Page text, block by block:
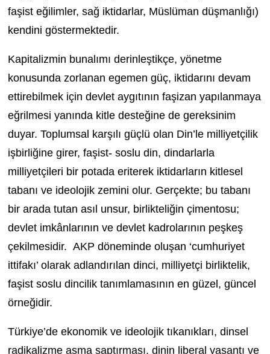
faşist eğilimler, sağ iktidarlar, Müslüman düşmanlığı)
kendini göstermektedir.
Kapitalizmin bunalımı derinleştikçe, yönetme
konusunda zorlanan egemen güç, iktidarını devam
ettirebilmek için devlet aygıtının faşizan yapılanmaya
eğrilmesi yanında kitle desteğine de gereksinim
duyar. Toplumsal karşılı güçlü olan Din’le milliyetçilik
işbirliğine girer, faşist- soslu din, dindarlarla
milliyetçileri bir potada eriterek iktidarların kitlesel
tabanı ve ideolojik zemini olur. Gerçekte; bu tabanı
bir arada tutan asıl unsur, birlikteliğin çimentosu;
devlet imkânlarının ve devlet kadrolarının peşkeş
çekilmesidir. AKP döneminde oluşan ‘cumhuriyet
ittifakı’ olarak adlandırılan dinci, milliyetçi birliktelik,
faşist soslu dincilik tanımlamasının en güzel, güncel
örneğidir.
Türkiye’de ekonomik ve ideolojik tıkanıkları, dinsel
radikalizme aşma saptırması, dinin liberal yaşantı ve